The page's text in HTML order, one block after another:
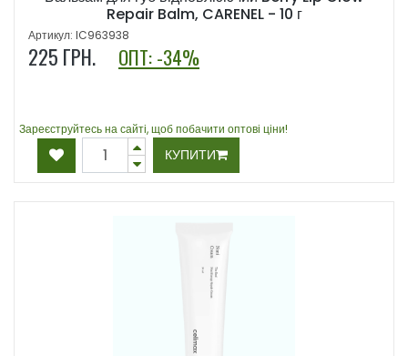
Repair Balm, CARENEL - 10 г
Артикул: IC963938
225 ГРН. ОПТ: -34%
Зареєструйтесь на сайті, щоб побачити оптові ціни!
КУПИТИ